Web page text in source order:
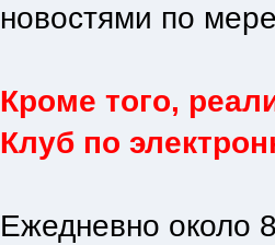
новостями по
Кроме того,
Клуб по
Ежедневно около